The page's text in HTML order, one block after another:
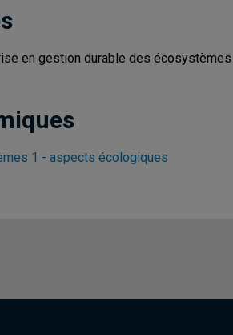
en gestion durable des
1 - aspects écologiques